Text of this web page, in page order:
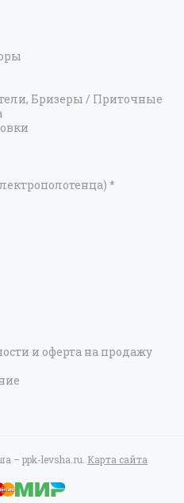
Бризеры / Приточные
*
и оферта на продажу
– ppk-levsha.ru. Карта сайта